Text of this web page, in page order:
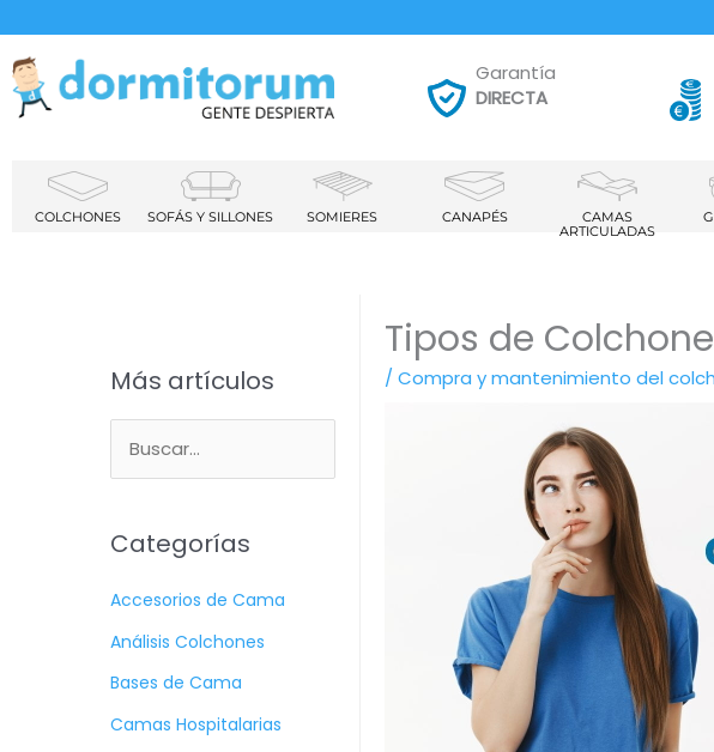
Garantía
DIRECTA
COLCHONES SOFÁS Y SILLONES SOMIERES CANAPÉS
CAMAS
ARTICULADAS
Más artículos
a
r
p
o
Categorías
Accesorios de Cama
Análisis Colchones
Bases de Cama
Camas Hospitalarias
Tipos de
/ Compra y mantenimiento del